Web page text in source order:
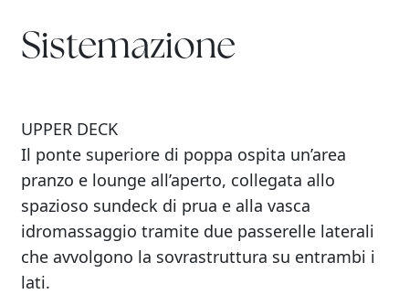
Sistemazione
UPPER DECK
Il ponte superiore di poppa ospita un’area
pranzo e lounge all’aperto, collegata allo
spazioso sundeck di prua e alla vasca
idromassaggio tramite due passerelle laterali
che avvolgono la sovrastruttura su entrambi i
lati.